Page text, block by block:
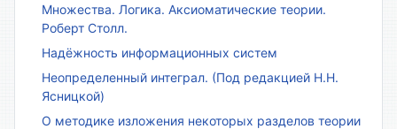
Множества. Логика. Аксиоматические теории.
Роберт Столл.
Надёжность информационных систем
Неопределенный интеграл. (Под редакцией Н.Н.
Ясницкой)
О методике изложения некоторых разделов теории